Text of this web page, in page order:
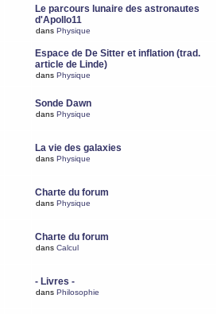
Le parcours lunaire des astronautes
d'Apollo11
dans Physique
Espace de De Sitter et inflation (trad.
article de Linde)
dans Physique
Sonde Dawn
dans Physique
La vie des galaxies
dans Physique
Charte du forum
dans Physique
Charte du forum
dans Calcul
- Livres -
dans Philosophie